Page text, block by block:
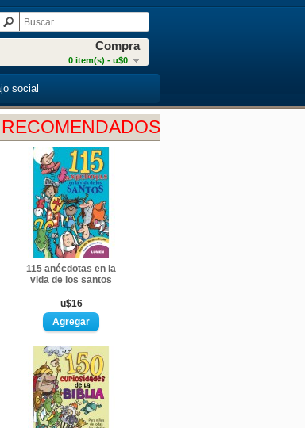
Compra
0 item(s) - u$0
social
RECOMENDADOS
115 anécdotas en la
vida de los santos
u$16